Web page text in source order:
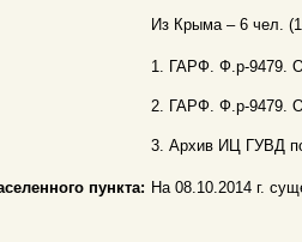
Из Крыма – 6 чел.
1. ГАРФ. Ф.р-9479.
2. ГАРФ. Ф.р-9479.
3. Архив ИЦ ГУВД
пункта: На 08.10.2014 г.